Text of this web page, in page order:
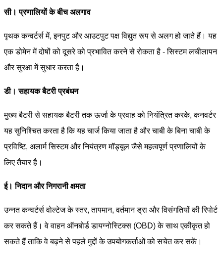
सी। प्रणालियों के बीच अलगाव
पृथक कन्वर्टर्स में, इनपुट और आउटपुट पक्ष विद्युत रूप से अलग हो जाते हैं। यह
एक डोमेन में दोषों को दूसरे को प्रभावित करने से रोकता है - सिस्टम लचीलापन
और सुरक्षा में सुधार करता है।
डी। सहायक बैटरी प्रबंधन
मुख्य बैटरी से सहायक बैटरी तक ऊर्जा के प्रवाह को नियंत्रित करके, कनवर्टर
यह सुनिश्चित करता है कि यह चार्ज किया जाता है और चाबी के बिना चाबी के
प्रविष्टि, अलार्म सिस्टम और नियंत्रण मॉड्यूल जैसे महत्वपूर्ण प्रणालियों के
लिए तैयार है।
ई। निदान और निगरानी क्षमता
उन्नत कन्वर्टर्स वोल्टेज के स्तर, तापमान, वर्तमान ड्रा और विसंगतियों की रिपोर्ट
कर सकते हैं। वे वाहन ऑनबोर्ड डायग्नोस्टिक्स (OBD) के साथ एकीकृत हो
सकते हैं ताकि वे बढ़ने से पहले मुद्दों के उपयोगकर्ताओं को सचेत कर सकें।